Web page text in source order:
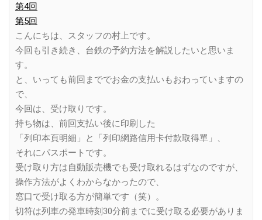
第4回
第5回
こんにちは、スタッフの村上です。
今回も引き続き、台鉄の予約方法を解説したいと思いま
す。
と、いっても前回まででお金の支払いもおわっていますの
で、
今回は、受け取りです。
持ち物は、前回支払い後に印刷した
「列印本頁明細」と「列印網路信用卡付款取得單」、
それにパスポートです。
受け取り方は自動販売機でも受け取れるはずなのですが、
操作方法がよくわからなかったので、
窓口で受け取る方が簡単です（笑）。
切符は列車の発車時刻30分前までに受け取る必要がありま